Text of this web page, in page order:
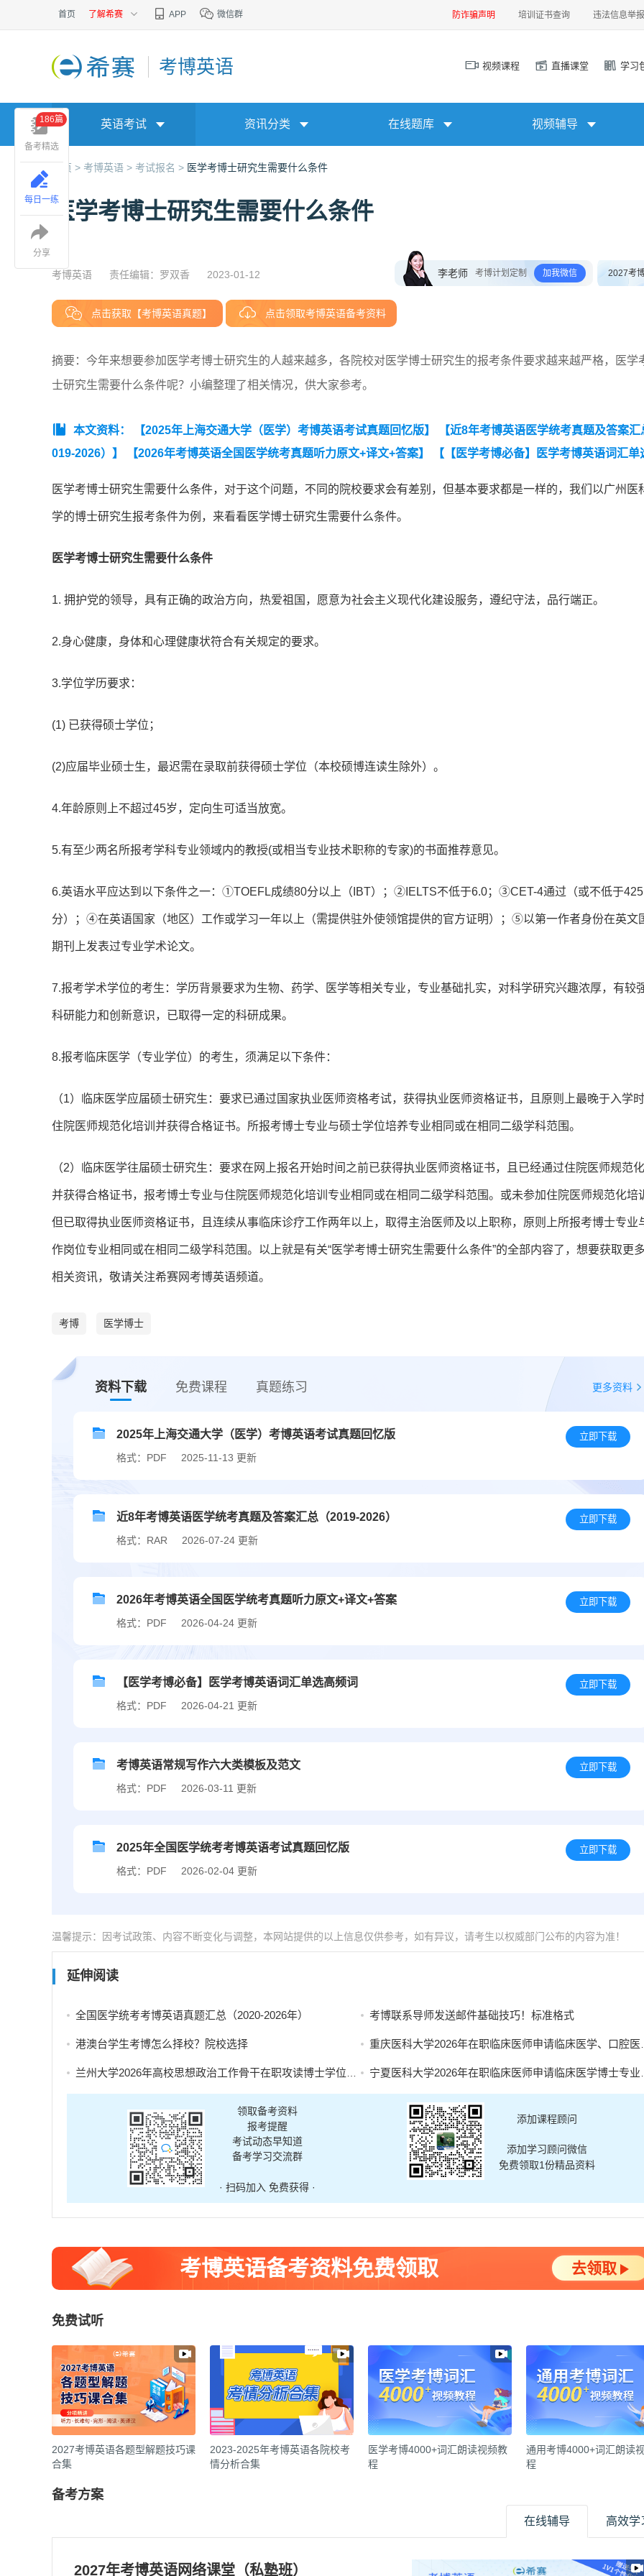
首页 了解希赛 APP 微信群 防诈骗声明 培训证书查询 违法信息举报
考博英语 视频课程 直播课堂 学习
英语考试 资讯分类 在线题库 视频辅导
首页 > 考博英语 > 考试报名 > 医学考博士研究生需要什么条件
医学考博士研究生需要什么条件
考博英语 责任编辑：罗双香 2023-01-12 李老师 考博计划定制 加我微信 2027考
点击获取【考博英语真题】 点击领取考博英语备考资料
摘要：今年来想要参加医学考博士研究生的人越来越多，各院校对医学博士研究生的报考条件要求越来越严格，医学
士研究生需要什么条件呢？小编整理了相关情况，供大家参考。
本文资料： 【2025年上海交通大学（医学）考博英语考试真题回忆版】
【近8年考博英语医学统考真题及答案汇
019-2026）】
【2026年考博英语全国医学统考真题听力原文+译文+答案】
【【医学考博必备】医学考博英语词汇单
医学考博士研究生需要什么条件，对于这个问题，不同的院校要求会有差别，但基本要求都是一样的，我们以广州医
学的博士研究生报考条件为例，来看看医学博士研究生需要什么条件。
医学考博士研究生需要什么条件
1. 拥护党的领导，具有正确的政治方向，热爱祖国，愿意为社会主义现代化建设服务，遵纪守法，品行端正。
2.身心健康，身体和心理健康状符合有关规定的要求。
3.学位学历要求：
(1) 已获得硕士学位；
(2)应届毕业硕士生，最迟需在录取前获得硕士学位（本校硕博连读生除外）。
4.年龄原则上不超过45岁，定向生可适当放宽。
5.有至少两名所报考学科专业领域内的教授(或相当专业技术职称的专家)的书面推荐意见。
6.英语水平应达到以下条件之一：①TOEFL成绩80分以上（IBT）；②IELTS不低于6.0；③CET-4通过（或不低于425
分）；④在英语国家（地区）工作或学习一年以上（需提供驻外使领馆提供的官方证明）；⑤以第一作者身份在英文
期刊上发表过专业学术论文。
7.报考学术学位的考生：学历背景要求为生物、药学、医学等相关专业，专业基础扎实，对科学研究兴趣浓厚，有较
科研能力和创新意识，已取得一定的科研成果。
8.报考临床医学（专业学位）的考生，须满足以下条件：
（1）临床医学应届硕士研究生：要求已通过国家执业医师资格考试，获得执业医师资格证书，且原则上最晚于入学
住院医师规范化培训并获得合格证书。所报考博士专业与硕士学位培养专业相同或在相同二级学科范围。
（2）临床医学往届硕士研究生：要求在网上报名开始时间之前已获得执业医师资格证书，且已经通过住院医师规范化
并获得合格证书，报考博士专业与住院医师规范化培训专业相同或在相同二级学科范围。或未参加住院医师规范化培
但已取得执业医师资格证书，且连续从事临床诊疗工作两年以上，取得主治医师及以上职称，原则上所报考博士专业
作岗位专业相同或在相同二级学科范围。以上就是有关“医学考博士研究生需要什么条件”的全部内容了，想要获取更
相关资讯，敬请关注希赛网考博英语频道。
考博 医学博士
资料下载 免费课程 真题练习 更多资料
2025年上海交通大学（医学）考博英语考试真题回忆版
格式：PDF 2025-11-13 更新
立即下载
近8年考博英语医学统考真题及答案汇总（2019-2026）
格式：RAR 2026-07-24 更新
立即下载
2026年考博英语全国医学统考真题听力原文+译文+答案
格式：PDF 2026-04-24 更新
立即下载
【医学考博必备】医学考博英语词汇单选高频词
格式：PDF 2026-04-21 更新
立即下载
考博英语常规写作六大类模板及范文
格式：PDF 2026-03-11 更新
立即下载
2025年全国医学统考考博英语考试真题回忆版
格式：PDF 2026-02-04 更新
立即下载
温馨提示：因考试政策、内容不断变化与调整，本网站提供的以上信息仅供参考，如有异议，请考生以权威部门公布的内容为准！
延伸阅读
全国医学统考考博英语真题汇总（2020-2026年） 考博联系导师发送邮件基础技巧！标准格式
港澳台学生考博怎么择校？院校选择 重庆医科大学2026年在职临床医师申请临床医学、口腔医学博士专业学位招生简章
兰州大学2026年高校思想政治工作骨干在职攻读博士学位研究生招生补充报名的通知 宁夏医科大学2026年在职临床医师申请临床医学博士专业学位招生简章
领取备考资料
报考提醒
考试动态早知道
备考学习交流群
· 扫码加入 免费获得 ·
添加课程顾问
添加学习顾问微信
免费领取1份精品资料
考博英语备考资料免费领取 去领取
免费试听
2027考博英语各题型解题技巧课
合集
2023-2025年考博英语各院校考
情分析合集
医学考博4000+词汇朗读视频教
程
通用考博4000+词汇朗读
程
备考方案
在线辅导 高效学
2027年考博英语网络课堂（私塾班）
备考精选
186篇
每日一练
分享